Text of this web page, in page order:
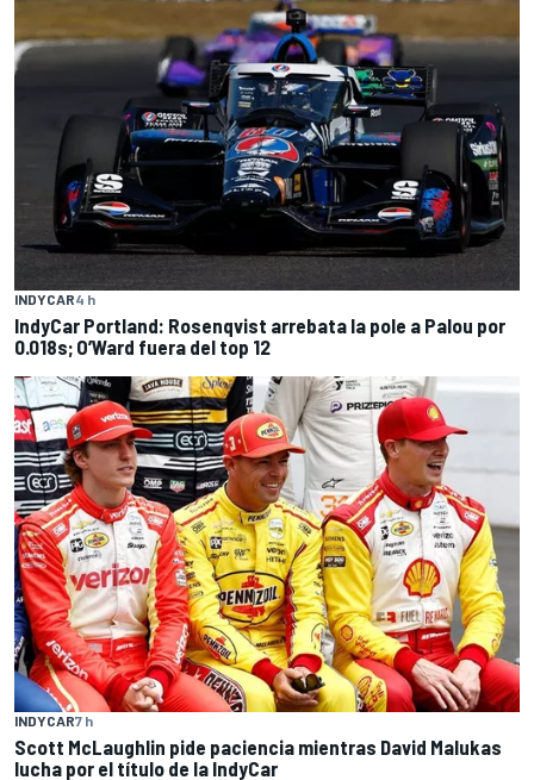
INDYCAR4 h
IndyCar Portland: Rosenqvist arrebata la pole a Palou por
0.018s; O’Ward fuera del top 12
INDYCAR7 h
Scott McLaughlin pide paciencia mientras David Malukas
lucha por el título de la IndyCar